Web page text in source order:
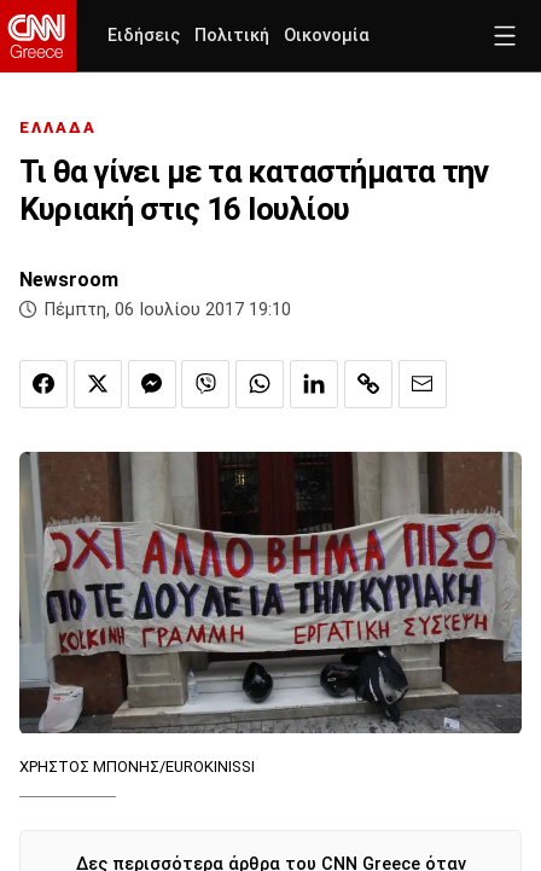
Ειδήσεις Πολιτική Οικονομία
ΕΛΛΑΔΑ
Τι θα γίνει με τα καταστήματα την
Κυριακή στις 16 Ιουλίου
Newsroom
Πέμπτη, 06 Ιουλίου 2017 19:10
ΧΡΗΣΤΟΣ ΜΠΟΝΗΣ/EUROKINISSI
Δες περισσότερα άρθρα του CNN Greece όταν